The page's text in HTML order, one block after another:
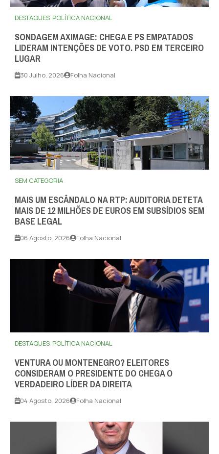
DESTAQUES POLÍTICA NACIONAL
SONDAGEM AXIMAGE: CHEGA E PS EMPATADOS
LIDERAM INTENÇÕES DE VOTO. PSD EM TERCEIRO
LUGAR
30 Julho, 2026 Folha Nacional
SEM CATEGORIA
MAIS UM ESCÂNDALO NA RTP: AUDITORIA DETETA
MAIS DE 12 MILHÕES DE EUROS EM SUBSÍDIOS SEM
BASE LEGAL
06 Agosto, 2026 Folha Nacional
DESTAQUES POLÍTICA NACIONAL
VENTURA OU MONTENEGRO? ELEITORES
CONSIDERAM O PRESIDENTE DO CHEGA O
VERDADEIRO LÍDER DA DIREITA
04 Agosto, 2026 Folha Nacional